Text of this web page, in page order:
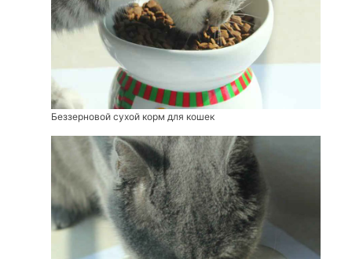
Беззерновой сухой корм для кошек